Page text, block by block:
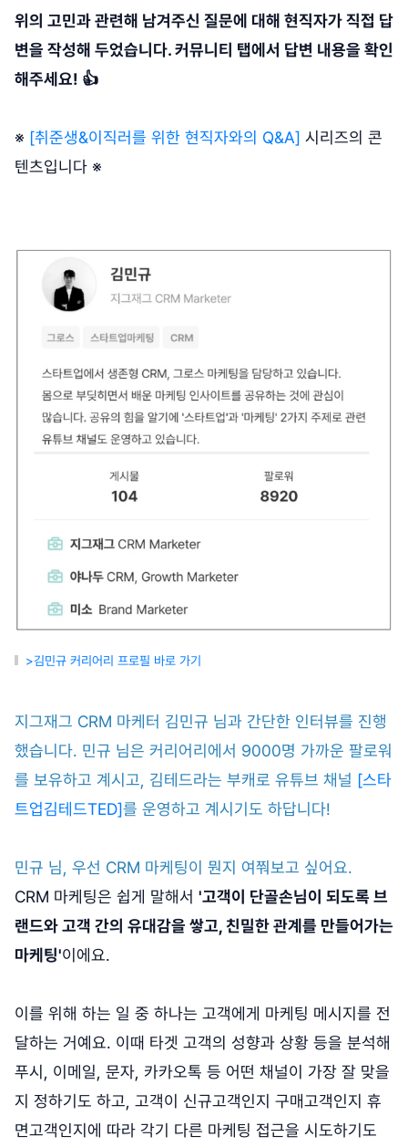
위의 고민과 관련해 남겨주신 질문에 대해 현직자가 직접 답
변을 작성해 두었습니다. 커뮤니티 탭에서 답변 내용을 확인
해주세요! 👍
※ [취준생&이직러를 위한 현직자와의 Q&A] 시리즈의 콘
텐츠입니다 ※
>김민규 커리어리 프로필 바로 가기
지그재그 CRM 마케터 김민규 님과 간단한 인터뷰를 진행
했습니다. 민규 님은 커리어리에서 9000명 가까운 팔로워
를 보유하고 계시고, 김테드라는 부캐로 유튜브 채널 [스타
트업김테드TED]를 운영하고 계시기도 하답니다!
민규 님, 우선 CRM 마케팅이 뭔지 여쭤보고 싶어요.
CRM 마케팅은 쉽게 말해서 '고객이 단골손님이 되도록 브
랜드와 고객 간의 유대감을 쌓고, 친밀한 관계를 만들어가는
마케팅'이에요.
이를 위해 하는 일 중 하나는 고객에게 마케팅 메시지를 전
달하는 거예요. 이때 타겟 고객의 성향과 상황 등을 분석해
푸시, 이메일, 문자, 카카오톡 등 어떤 채널이 가장 잘 맞을
지 정하기도 하고, 고객이 신규고객인지 구매고객인지 휴
면고객인지에 따라 각기 다른 마케팅 접근을 시도하기도